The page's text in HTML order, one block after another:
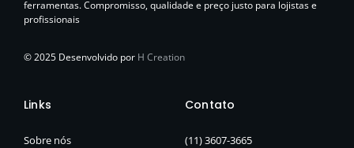
ferramentas. Compromisso, qualidade e preço justo para lojistas e
profissionais
© 2025 Desenvolvido por H Creation
Links
Sobre nós
Contato
(11) 3607-3665